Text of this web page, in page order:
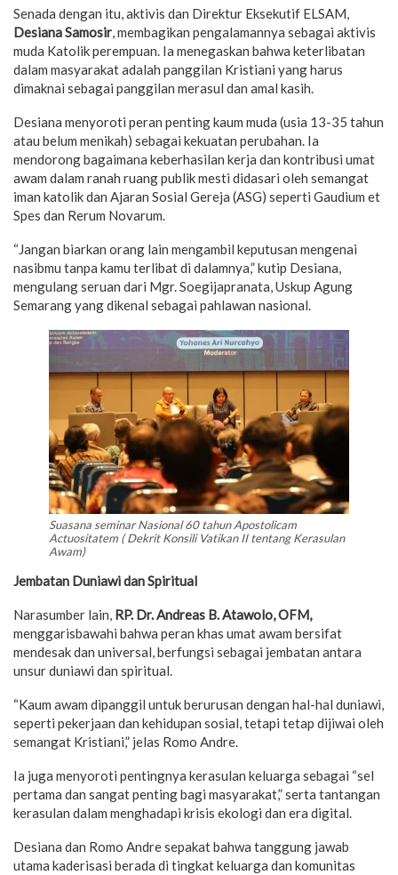
Senada dengan itu, aktivis dan Direktur Eksekutif ELSAM,
Desiana Samosir, membagikan pengalamannya sebagai aktivis
muda Katolik perempuan. Ia menegaskan bahwa keterlibatan
dalam masyarakat adalah panggilan Kristiani yang harus
dimaknai sebagai panggilan merasul dan amal kasih.
Desiana menyoroti peran penting kaum muda (usia 13-35 tahun
atau belum menikah) sebagai kekuatan perubahan. Ia
mendorong bagaimana keberhasilan kerja dan kontribusi umat
awam dalam ranah ruang publik mesti didasari oleh semangat
iman katolik dan Ajaran Sosial Gereja (ASG) seperti Gaudium et
Spes dan Rerum Novarum.
“Jangan biarkan orang lain mengambil keputusan mengenai
nasibmu tanpa kamu terlibat di dalamnya,” kutip Desiana,
mengulang seruan dari Mgr. Soegijapranata, Uskup Agung
Semarang yang dikenal sebagai pahlawan nasional.
Suasana seminar Nasional 60 tahun Apostolicam
Actuositatem ( Dekrit Konsili Vatikan II tentang Kerasulan
Awam)
Jembatan Duniawi dan Spiritual
Narasumber lain, RP. Dr. Andreas B. Atawolo, OFM,
menggarisbawahi bahwa peran khas umat awam bersifat
mendesak dan universal, berfungsi sebagai jembatan antara
unsur duniawi dan spiritual.
“Kaum awam dipanggil untuk berurusan dengan hal-hal duniawi,
seperti pekerjaan dan kehidupan sosial, tetapi tetap dijiwai oleh
semangat Kristiani,” jelas Romo Andre.
Ia juga menyoroti pentingnya kerasulan keluarga sebagai “sel
pertama dan sangat penting bagi masyarakat,” serta tantangan
kerasulan dalam menghadapi krisis ekologi dan era digital.
Desiana dan Romo Andre sepakat bahwa tanggung jawab
utama kaderisasi berada di tingkat keluarga dan komunitas